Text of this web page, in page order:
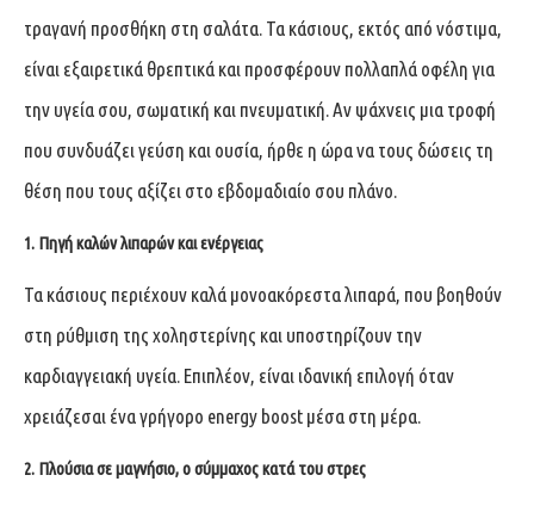
τραγανή προσθήκη στη σαλάτα. Τα κάσιους, εκτός από νόστιμα,
είναι εξαιρετικά θρεπτικά και προσφέρουν πολλαπλά οφέλη για
την υγεία σου, σωματική και πνευματική. Αν ψάχνεις μια τροφή
που συνδυάζει γεύση και ουσία, ήρθε η ώρα να τους δώσεις τη
θέση που τους αξίζει στο εβδομαδιαίο σου πλάνο.
1. Πηγή καλών λιπαρών και ενέργειας
Τα κάσιους περιέχουν καλά μονοακόρεστα λιπαρά, που βοηθούν
στη ρύθμιση της χοληστερίνης και υποστηρίζουν την
καρδιαγγειακή υγεία. Επιπλέον, είναι ιδανική επιλογή όταν
χρειάζεσαι ένα γρήγορο energy boost μέσα στη μέρα.
2. Πλούσια σε μαγνήσιο, ο σύμμαχος κατά του στρες